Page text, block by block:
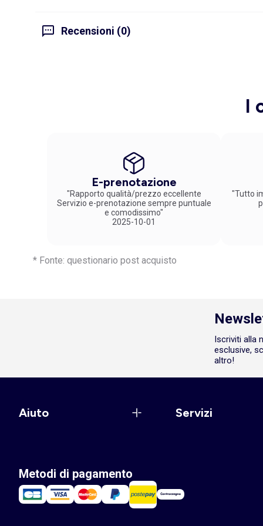
Recensioni (0)
I
E-prenotazione
"Rapporto qualità/prezzo eccellente
Servizio e-prenotazione sempre puntuale
e comodissimo"
2025-10-01
"Tutto
* Fonte: questionario post acquisto
Iscriviti alla
esclusive,
altro!
Aiuto Servizi
Metodi di pagamento